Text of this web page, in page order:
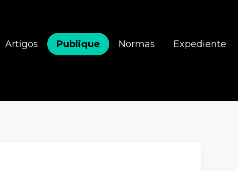
Artigos Publique Normas Expediente